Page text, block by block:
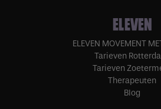
ELEVEN
ELEVEN MOVEMENT
Tarieven
Tarieven
Therapeuten
Blog